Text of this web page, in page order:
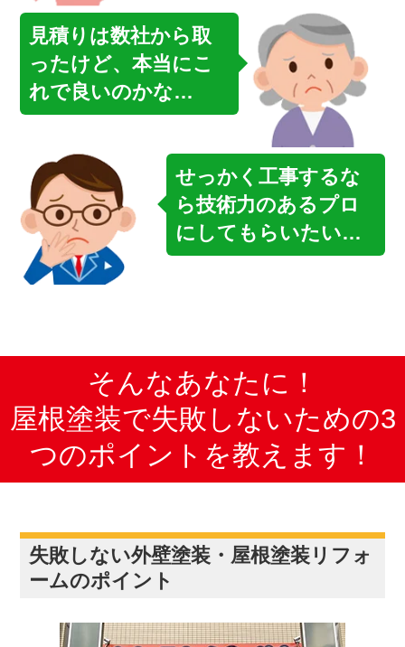
見積りは数社から取
ったけど、本当にこ
れで良いのかな…
せっかく工事するな
ら技術力のあるプロ
にしてもらいたい…
そんなあなたに！
屋根塗装で失敗しないための3
つのポイントを教えます！
失敗しない外壁塗装・屋根塗装リフォ
ームのポイント